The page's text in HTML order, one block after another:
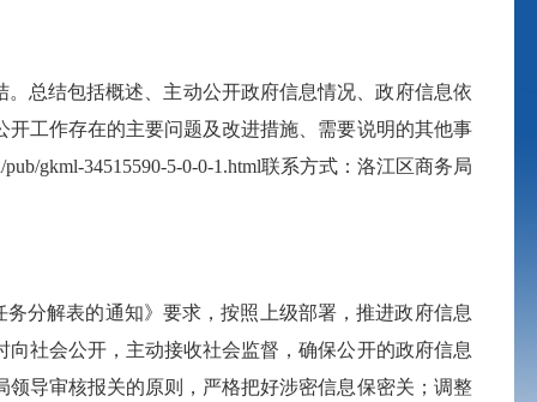
总结包括概述、主动公开政府信息情况、政府信息依
工作存在的主要问题及改进措施、需要说明的其他事
gkml-34515590-5-0-0-1.html联系方式：洛江区商务局
分解表的通知》要求，按照上级部署，推进政府信息
社会公开，主动接收社会监督，确保公开的政府信息
导审核报关的原则，严格把好涉密信息保密关；调整